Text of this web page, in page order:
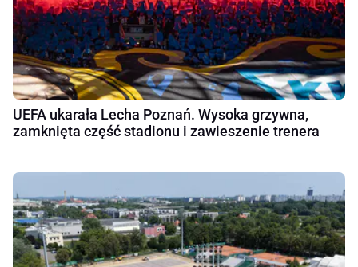
UEFA ukarała Lecha Poznań. Wysoka grzywna,
zamknięta część stadionu i zawieszenie trenera